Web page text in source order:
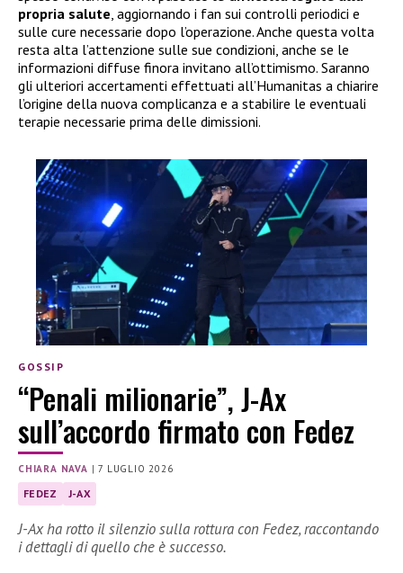
propria salute, aggiornando i fan sui controlli periodici e
sulle cure necessarie dopo l’operazione. Anche questa volta
resta alta l’attenzione sulle sue condizioni, anche se le
informazioni diffuse finora invitano all’ottimismo. Saranno
gli ulteriori accertamenti effettuati all’Humanitas a chiarire
l’origine della nuova complicanza e a stabilire le eventuali
terapie necessarie prima delle dimissioni.
GOSSIP
“Penali milionarie”, J-Ax
sull’accordo firmato con Fedez
CHIARA NAVA |7 LUGLIO 2026
FEDEZ J-AX
J-Ax ha rotto il silenzio sulla rottura con Fedez, raccontando
i dettagli di quello che è successo.